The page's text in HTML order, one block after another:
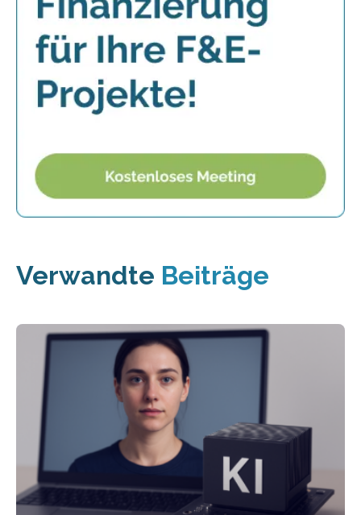
Verwandte Beiträge